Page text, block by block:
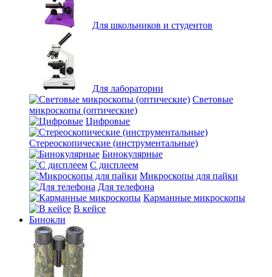
Для школьников и студентов
Для лаборатории
Световые
микроскопы (оптические)
Цифровые
Стереоскопические (инструментальные)
Бинокулярные
С дисплеем
Микроскопы для пайки
Для телефона
Карманные микроскопы
В кейсе
Бинокли